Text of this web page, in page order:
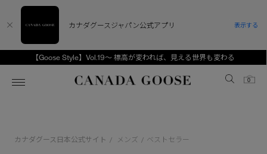
【Goose Style】Vol.19～ 標高が変われば、見える世界も変わる
Canada Goose
0
カナダグース日本公式サイト / メンズ / ベストセラー
カナダグースジャパン公式アプリ 表示する